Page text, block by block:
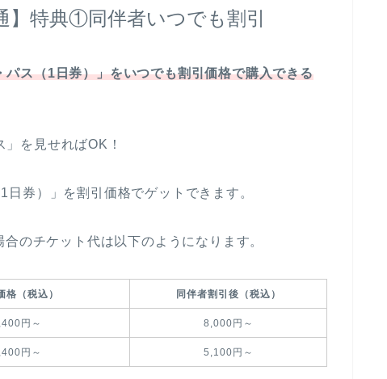
】特典①同伴者いつでも割引
パス（1日券）」をいつでも割引価格で購入できる
を見せればOK！
日券）」を割引価格でゲットできます。
のチケット代は以下のようになります。
格（税込） 同伴者割引後（税込）
円～ 8,000円～
円～ 5,100円～